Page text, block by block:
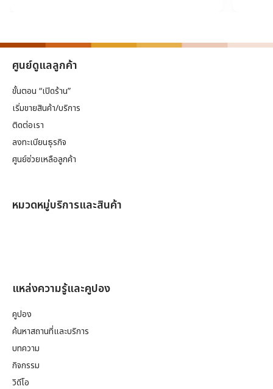
ศูนย์ดูแลลูกค้า
ขั้นตอน “เปิดร้าน”
เริ่มขายสินค้า/บริการ
ติดต่อเรา
ลงทะเบียนธุรกิจ
ศูนย์ช่วยเหลือลูกค้า
หมวดหมู่บริการและสินค้า
แหล่งความรู้และคูปอง
คูปอง
ค้นหาสถานที่และบริการ
บทความ
กิจกรรม
วิดีโอ